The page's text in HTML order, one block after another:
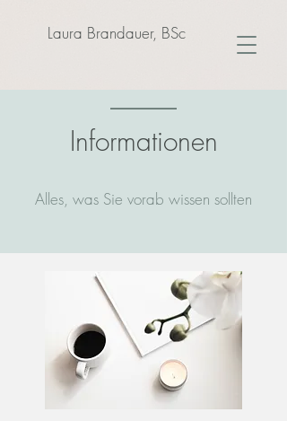
Laura Brandauer, BSc
Informationen
Alles, was Sie vorab wissen sollten